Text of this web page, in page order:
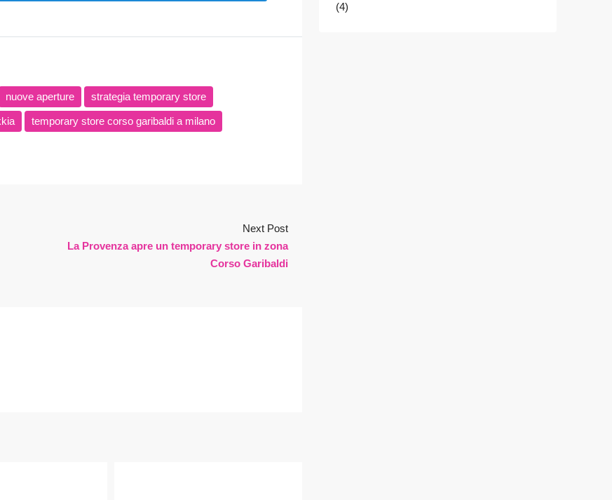
nuove aperture strategia temporary store
temporary store corso garibaldi a milano
Next Post
La Provenza apre un temporary store in zona
Corso Garibaldi
(4)